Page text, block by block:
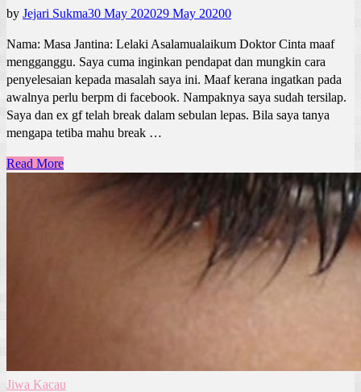
by Jejari Sukma30 May 202029 May 20200
Nama: Masa Jantina: Lelaki Asalamualaikum Doktor Cinta maaf
mengganggu. Saya cuma inginkan pendapat dan mungkin cara
penyelesaian kepada masalah saya ini. Maaf kerana ingatkan pada
awalnya perlu berpm di facebook. Nampaknya saya sudah tersilap.
Saya dan ex gf telah break dalam sebulan lepas. Bila saya tanya
mengapa tetiba mahu break …
Read More
Jiwa Kacau